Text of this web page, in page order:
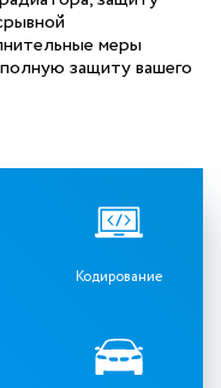
меры
защиту вашего
Кодирование